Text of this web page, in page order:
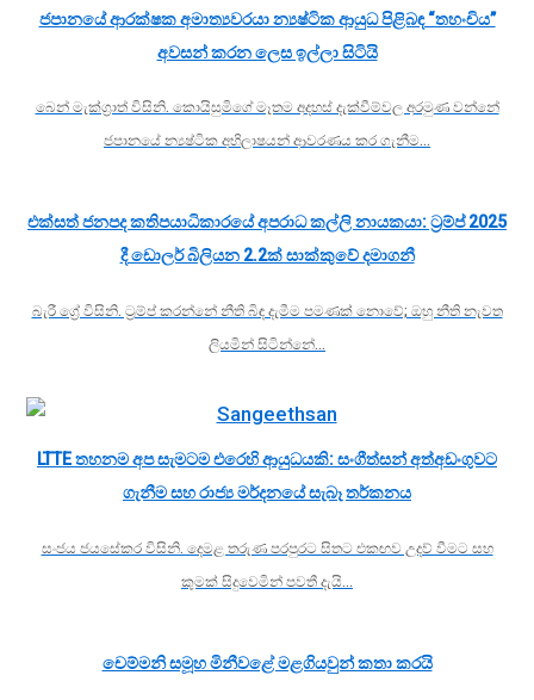
ජපානයේ ආරක්ෂක අමාත්‍යවරයා න්‍යෂ්ටික ආයුධ පිළිබඳ “තහංචිය”
අවසන් කරන ලෙස ඉල්ලා සිටියි
බෙන් මැක්ග්‍රාත් විසිනි. කොයිසුමිගේ මෑතම අදහස් දැක්වීම්වල අරමුණ වන්නේ
ජපානයේ න්‍යෂ්ටික අභිලාෂයන් ආවරණය කර ගැනීම…
එක්සත් ජනපද කතිපයාධිකාරයේ අපරාධ කල්ලි නායකයා: ට්‍රම්ප් 2025
දී ඩොලර් බිලියන 2.2ක් සාක්කුවේ දමාගනී
බැරී ග්‍රේ විසිනි. ට්‍රම්ප් කරන්නේ නීති බිඳ දැමීම පමණක් නොවේ; ඔහු නීති නැවත
ලියමින් සිටින්නේ…
LTTE තහනම අප සැමටම එරෙහි ආයුධයකි: සංගීත්සන් අත්අඩංගුවට
ගැනීම සහ රාජ්‍ය මර්දනයේ සැබෑ තර්කනය
සංජය ජයසේකර විසිනි. දෙමළ තරුණ පරපුරට සිතට එකඟව උදව් වීමට සහ
කුමක් සිදුවෙමින් පවතී දැයි…
චෙම්මනි සමූහ මිනීවළේ මළගියවුන් කතා කරයි